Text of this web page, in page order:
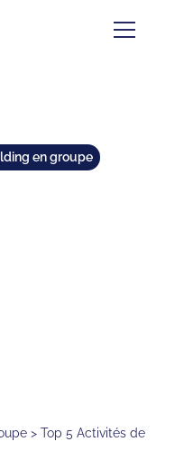
en groupe
> Top 5 Activités de